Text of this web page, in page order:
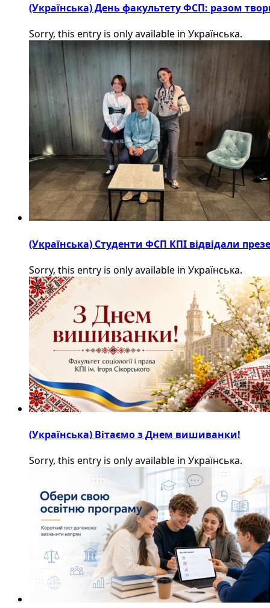
(Українська) День факультету ФСП: разом
Sorry, this entry is only available in Українська.
(Українська) Студенти ФСП КПІ відвідали
Sorry, this entry is only available in Українська.
(Українська) Вітаємо з Днем вишиванки!
Sorry, this entry is only available in Українська.